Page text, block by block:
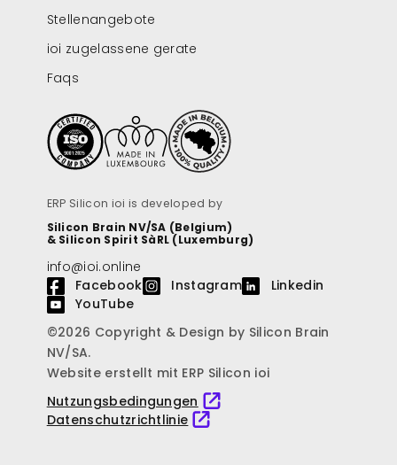
Stellenangebote
ioi zugelassene gerate
Faqs
ERP Silicon ioi is developed by
Silicon Brain NV/SA (Belgium)
& Silicon Spirit SàRL (Luxemburg)
info@ioi.online
Facebook
Instagram
Linkedin
YouTube
©2026 Copyright & Design by Silicon Brain
NV/SA.
Website erstellt mit ERP Silicon ioi
Nutzungsbedingungen
Datenschutzrichtlinie